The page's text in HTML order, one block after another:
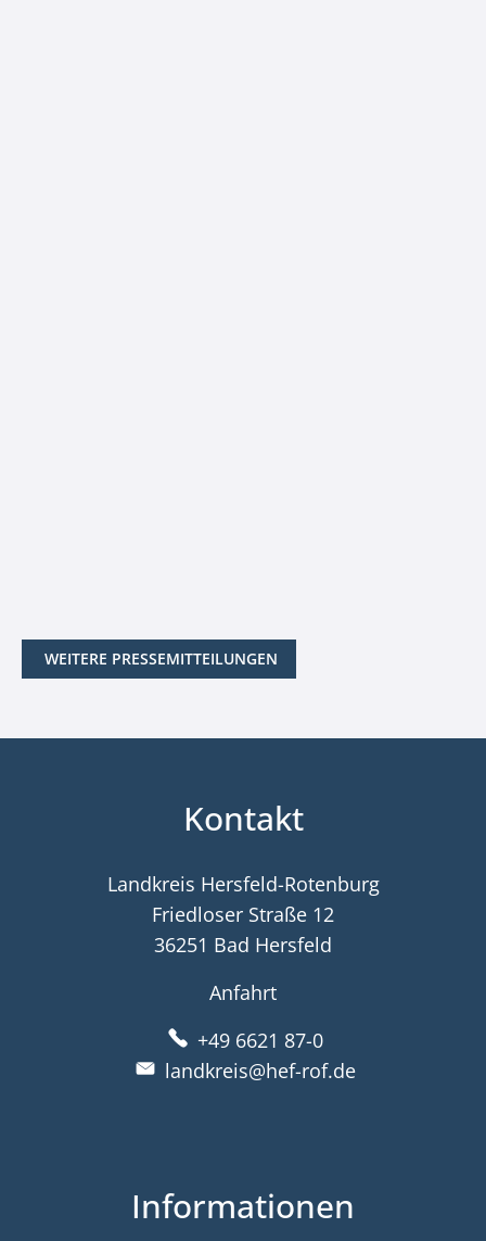
WEITERE PRESSEMITTEILUNGEN
Kontakt
Landkreis Hersfeld-Rotenburg
Friedloser Straße 12
36251 Bad Hersfeld
Anfahrt
+49 6621 87-0
landkreis@hef-rof.de
Informationen